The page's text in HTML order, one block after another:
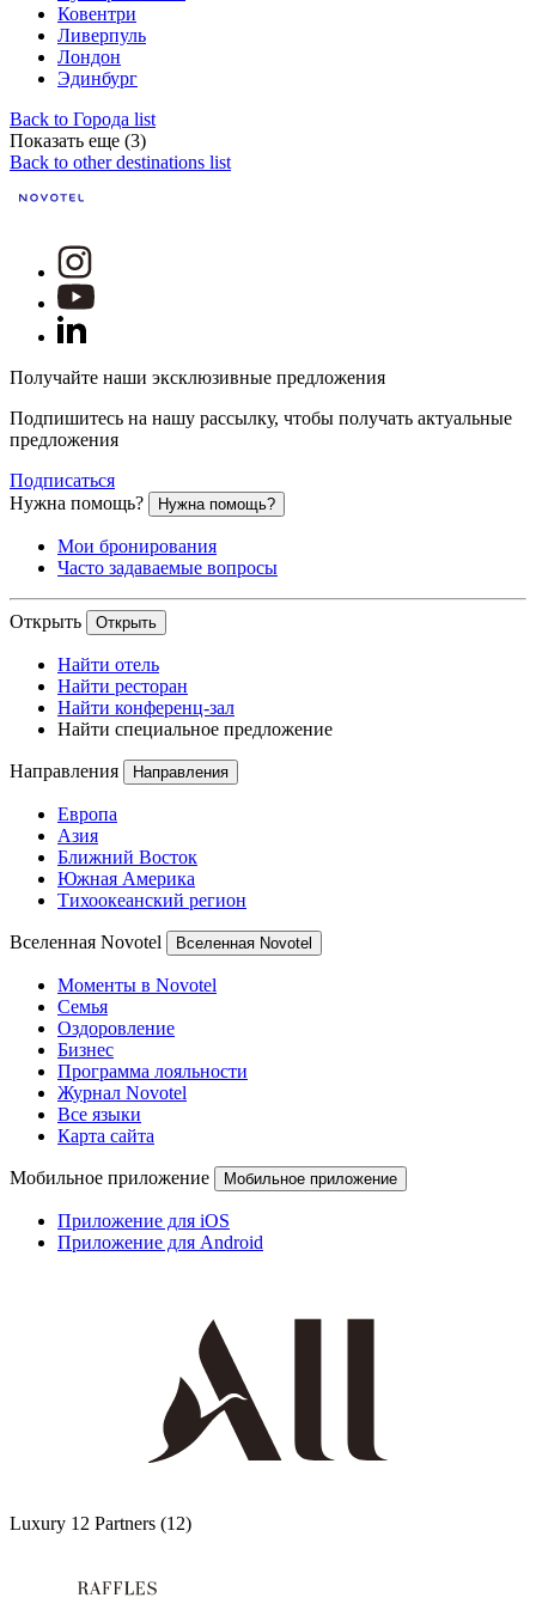
Ковентри
Ливерпуль
Лондон
Эдинбург
Back to Города list
Показать еще (3)
Back to other destinations list
Получайте наши эксклюзивные предложения
Подпишитесь на нашу рассылку, чтобы получать актуальные
предложения
Подписаться
Нужна помощь?
Нужна помощь?
Мои бронирования
Часто задаваемые вопросы
Открыть Открыть
Найти отель
Найти ресторан
Найти конференц-зал
Найти специальное предложение
Направления Направления
Европа
Азия
Ближний Восток
Южная Америка
Тихоокеанский регион
Вселенная Novotel Вселенная Novotel
Моменты в Novotel
Семья
Оздоровление
Бизнес
Программа лояльности
Журнал Novotel
Все языки
Карта сайта
Мобильное приложение Мобильное приложение
Приложение для iOS
Приложение для Android
Luxury 12 Partners (12)